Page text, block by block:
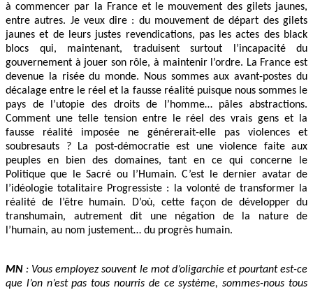
à commencer par la France et le mouvement des gilets jaunes,
entre autres. Je veux dire : du mouvement de départ des gilets
jaunes et de leurs justes revendications, pas les actes des black
blocs qui, maintenant, traduisent surtout l’incapacité du
gouvernement à jouer son rôle, à maintenir l’ordre. La France est
devenue la risée du monde. Nous sommes aux avant-postes du
décalage entre le réel et la fausse réalité puisque nous sommes le
pays de l’utopie des droits de l’homme… pâles abstractions.
Comment une telle tension entre le réel des vrais gens et la
fausse réalité imposée ne générerait-elle pas violences et
soubresauts ? La post-démocratie est une violence faite aux
peuples en bien des domaines, tant en ce qui concerne le
Politique que le Sacré ou l’Humain. C’est le dernier avatar de
l’idéologie totalitaire Progressiste : la volonté de transformer la
réalité de l’être humain. D’où, cette façon de développer du
transhumain, autrement dit une négation de la nature de
l’humain, au nom justement… du progrès humain.
MN : Vous employez souvent le mot d’oligarchie et pourtant est-ce
que l’on n’est pas tous nourris de ce système, sommes-nous tous